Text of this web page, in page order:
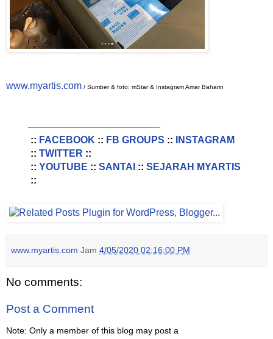
www.myartis.com / Sumber & foto: mStar & Instagram Amar Baharin
:: FACEBOOK :: FB GROUPS ::
INSTAGRAM
:: TWITTER ::
:: YOUTUBE :: SANTAI :: SEJARAH MYARTIS
::
www.myartis.com Jam 4/05/2020 02:16:00 PM
No comments:
Post a Comment
Note: Only a member of this blog may post a